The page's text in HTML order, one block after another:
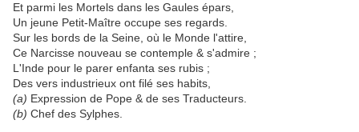
Et parmi les Mortels dans les Gaules épars,
Un jeune Petit-Maître occupe ses regards.
Sur les bords de la Seine, où le Monde l'attire,
Ce Narcisse nouveau se contemple & s'admire ;
L'Inde pour le parer enfanta ses rubis ;
Des vers industrieux ont filé ses habits,
(a) Expression de Pope & de ses Traducteurs.
(b) Chef des Sylphes.